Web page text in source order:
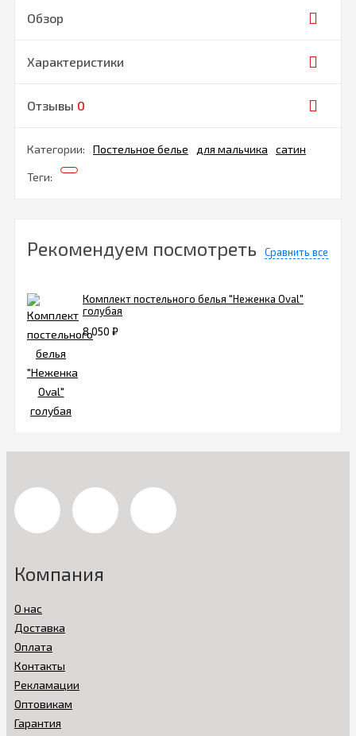
Обзор
Характеристики
Отзывы 0
Категории: Постельное белье для мальчика сатин
Теги:
Рекомендуем посмотреть Сравнить все
Комплект постельного белья "Неженка Oval"
голубая
8 050 ₽
Компания
О нас
Доставка
Оплата
Контакты
Рекламации
Оптовикам
Гарантия